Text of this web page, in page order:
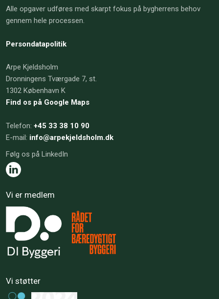
Alle opgaver udføres med skarpt fokus på bygherrens behov
gennem hele processen.
Persondatapolitik
Arpe Kjeldsholm
Dronningens Tværgade 7, st.
​1302 København K
Find os på Google Maps
​Telefon: +45 33 38 10 90
E-mail: info@arpekjeldsholm.dk​
Følg os på LinkedIn
Vi er medlem
Vi støtter​